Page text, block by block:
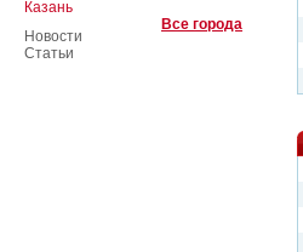
Казань
Все города
Новости
Статьи